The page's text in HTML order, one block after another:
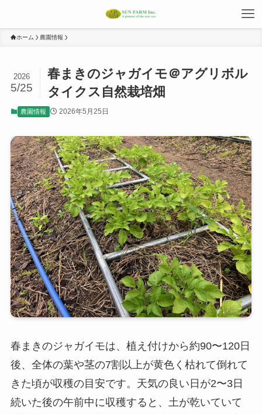
ホーム 農園情報
春まきのジャガイモ＠アグリボル
タイクス自然栽培畑
2026
5/25
農園情報 2026年5月25日
春まきのジャガイモは、植え付けから約90〜120日
後、全体の葉や茎の7割以上が黄色く枯れて倒れて
きた頃が収穫の目安です。天気の良い日が2〜3日
続いた後の午前中に収穫すると、土が乾いていて